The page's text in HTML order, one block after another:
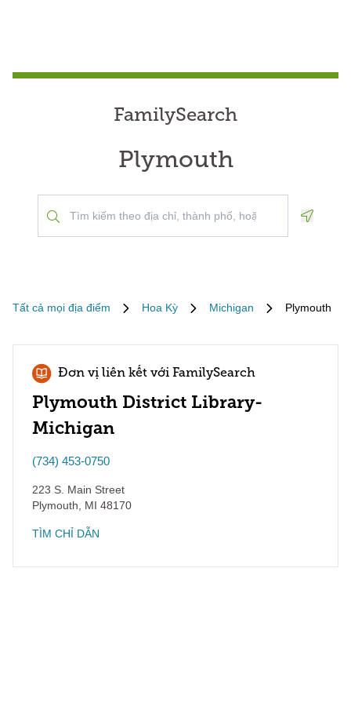
FamilySearch
Plymouth
Tất cả mọi địa điểm Hoa Kỳ Michigan Plymouth
Đơn vị liên kết với FamilySearch
Plymouth District Library-
Michigan
(734) 453-0750
223 S. Main Street
Plymouth
MI 48170
TÌM CHỈ DẪN